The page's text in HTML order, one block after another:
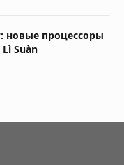
новые процессоры
Suàn